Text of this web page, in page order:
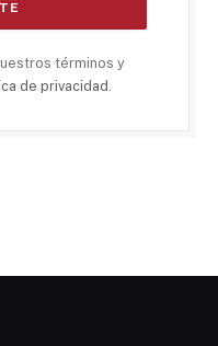
términos y
de privacidad